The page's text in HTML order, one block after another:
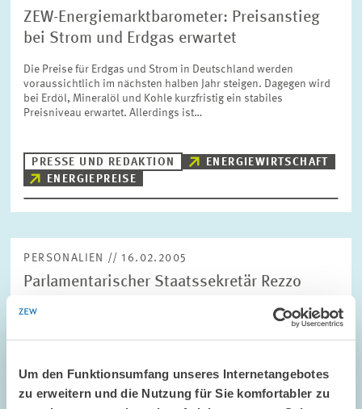
Um den Funktionsumfang unseres Internetangebotes
zu erweitern und die Nutzung für Sie komfortabler zu
ZEW-Energiemarktbarometer: Preisanstieg
bei Strom und Erdgas erwartet
Die Preise für Erdgas und Strom in Deutschland werden
voraussichtlich im nächsten halben Jahr steigen. Dagegen wird
bei Erdöl, Mineralöl und Kohle kurzfristig ein stabiles
Preisniveau erwartet. Allerdings ist…
PRESSE UND REDAKTION
ENERGIEWIRTSCHAFT
ENERGIEPREISE
PERSONALIEN // 16.02.2005
Parlamentarischer Staatssekretär Rezzo
Schlauch MdB neues Mitglied im ZEW-
Wirtschaft und Arbeit, Rezzo Schlauch MdB, ist in den
Aufsichtsrat des Zentrums für Europäische
Wirtschaftsforschung (ZEW), Mannheim, berufen…